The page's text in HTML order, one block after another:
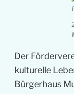
Der
kulturelle
Bürgerhaus